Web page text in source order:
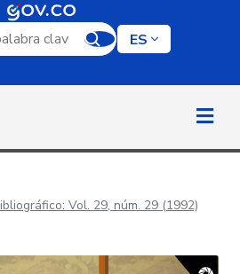
por palabra clave
ES
Vol. 29, núm. 29 (1992)